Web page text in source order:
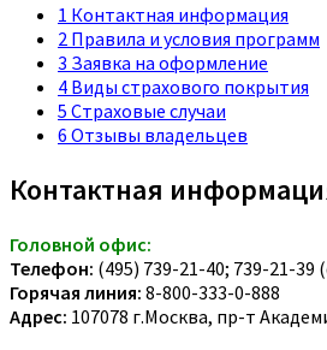
1 Контактная информация
2 Правила и условия программ
3 Заявка на оформление
4 Виды страхового покрытия
5 Страховые случаи
6 Отзывы владельцев
Контактная
Головной офис:
Телефон: (495) 739-21-40; 739-21-39
Горячая линия: 8-800-333-0-888
Адрес: 107078 г.Москва, пр-т